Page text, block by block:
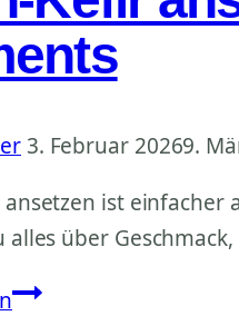
3. Februar 20269.
ist
alles über
Milch-